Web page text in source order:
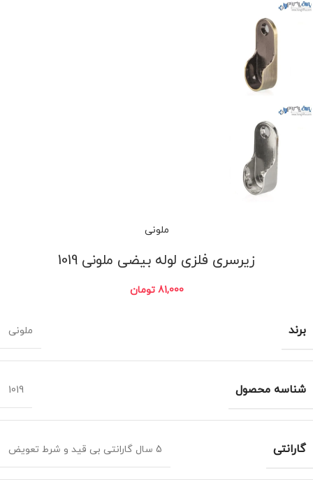
ملونی
زیرسری فلزی لوله بیضی ملونی 1019
81,000 تومان
برند ملونی
شناسه محصول 1019
گارانتی 5 سال گارانتی بی قید و شرط تعویض